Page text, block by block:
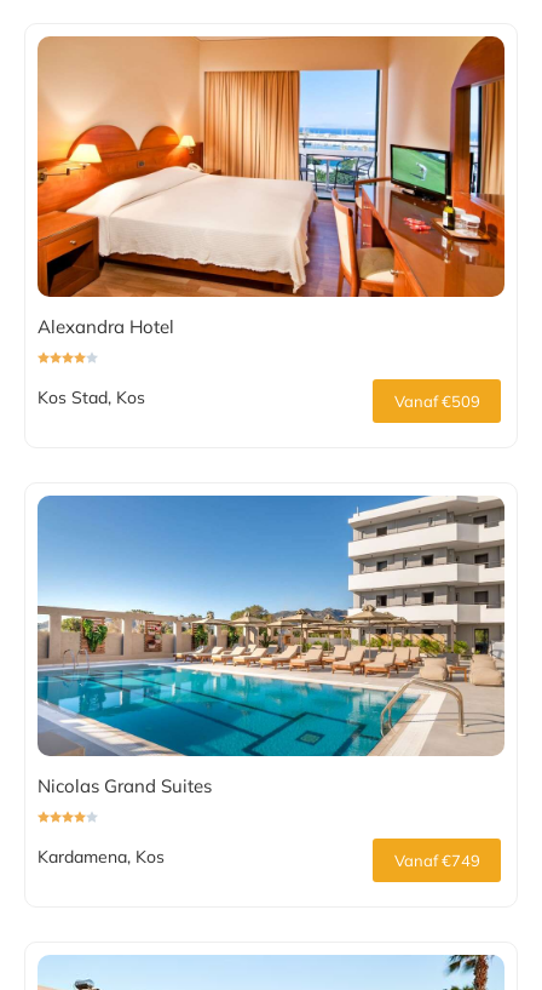
Alexandra Hotel
Kos Stad, Kos Vanaf €509
Nicolas Grand Suites
Kardamena, Kos Vanaf €749